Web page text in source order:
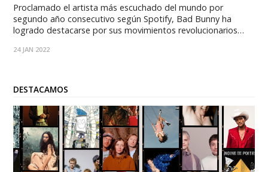
Proclamado el artista más escuchado del mundo por
segundo año consecutivo según Spotify, Bad Bunny ha
logrado destacarse por sus movimientos revolucionarios
de hoy, el multigalardonado artista agrega un nuevo hito
24 JAN 2022
DESTACAMOS